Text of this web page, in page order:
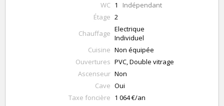
WC 1 Indépendant
Étage 2
Chauffage Electrique
Individuel
Cuisine Non équipée
Ouvertures PVC, Double vitrage
Ascenseur Non
Cave Oui
Taxe foncière 1 064 €/an